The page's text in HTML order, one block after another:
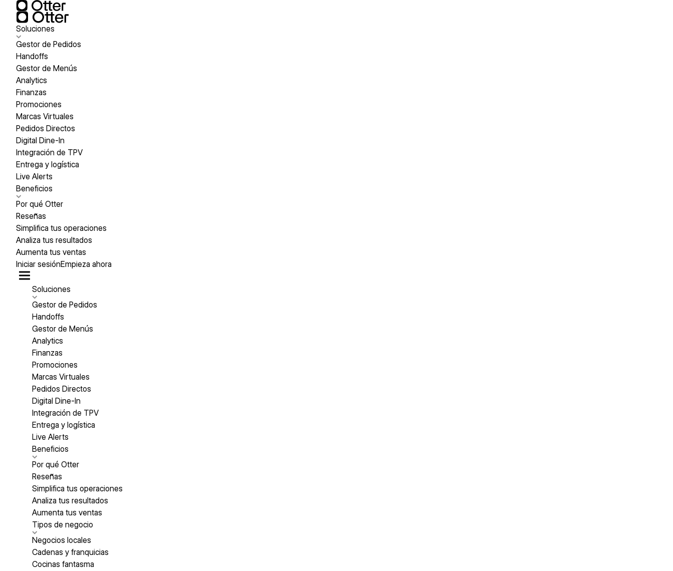
Soluciones
Gestor de Pedidos
Handoffs
Gestor de Menús
Analytics
Finanzas
Promociones
Marcas Virtuales
Pedidos Directos
Digital Dine-In
Integración de TPV
Entrega y logística
Live Alerts
Beneficios
Por qué Otter
Reseñas
Simplifica tus operaciones
Analiza tus resultados
Aumenta tus ventas
Iniciar sesiónEmpieza ahora
Soluciones
Gestor de Pedidos
Handoffs
Gestor de Menús
Analytics
Finanzas
Promociones
Marcas Virtuales
Pedidos Directos
Digital Dine-In
Integración de TPV
Entrega y logística
Live Alerts
Beneficios
Por qué Otter
Reseñas
Simplifica tus operaciones
Analiza tus resultados
Aumenta tus ventas
Tipos de negocio
Negocios locales
Cadenas y franquicias
Cocinas fantasma